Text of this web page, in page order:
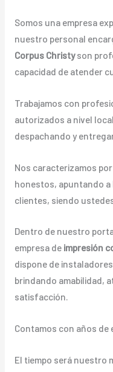
Somos una empresa
nuestro personal
Corpus Christyson
capacidad de atender
Trabajamos con
autorizados a nivel
despachando y
Nos caracterizamos
honestos, apuntando
clientes, siendo
Dentro de nuestro
empresa de impresión
dispone de
brindando amabilidad,
satisfacción.
Contamos con años de
El tiempo será nuestro